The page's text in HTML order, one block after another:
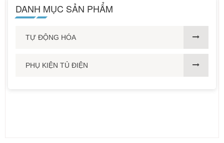
DANH MỤC SẢN PHẨM
TỰ ĐỘNG HÓA
PHỤ KIỆN TỦ ĐIỆN